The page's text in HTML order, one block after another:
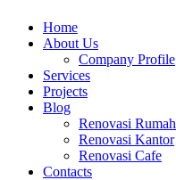
Home
About Us
Company Profile
Services
Projects
Blog
Renovasi Rumah
Renovasi Kantor
Renovasi Cafe
Contacts